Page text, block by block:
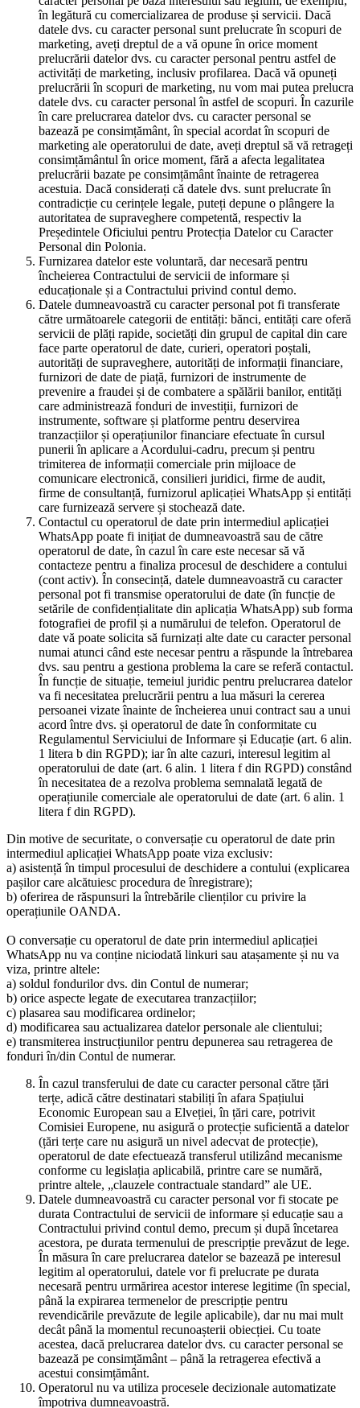
în legătură cu comercializarea de produse și servicii. Dacă
datele dvs. cu caracter personal sunt prelucrate în scopuri de
marketing, aveți dreptul de a vă opune în orice moment
prelucrării datelor dvs. cu caracter personal pentru astfel de
activități de marketing, inclusiv profilarea. Dacă vă opuneți
prelucrării în scopuri de marketing, nu vom mai putea prelucra
datele dvs. cu caracter personal în astfel de scopuri. În cazurile
în care prelucrarea datelor dvs. cu caracter personal se
bazează pe consimțământ, în special acordat în scopuri de
marketing ale operatorului de date, aveți dreptul să vă retrageți
consimțământul în orice moment, fără a afecta legalitatea
prelucrării bazate pe consimțământ înainte de retragerea
acestuia. Dacă considerați că datele dvs. sunt prelucrate în
contradicție cu cerințele legale, puteți depune o plângere la
autoritatea de supraveghere competentă, respectiv la
Președintele Oficiului pentru Protecția Datelor cu Caracter
Personal din Polonia.
Furnizarea datelor este voluntară, dar necesară pentru
încheierea Contractului de servicii de informare și
educaționale și a Contractului privind contul demo.
Datele dumneavoastră cu caracter personal pot fi transferate
către următoarele categorii de entități: bănci, entități care oferă
servicii de plăți rapide, societăți din grupul de capital din care
face parte operatorul de date, curieri, operatori poștali,
autorități de supraveghere, autorități de informații financiare,
furnizori de date de piață, furnizori de instrumente de
prevenire a fraudei și de combatere a spălării banilor, entități
care administrează fonduri de investiții, furnizori de
instrumente, software și platforme pentru deservirea
tranzacțiilor și operațiunilor financiare efectuate în cursul
punerii în aplicare a Acordului-cadru, precum și pentru
trimiterea de informații comerciale prin mijloace de
comunicare electronică, consilieri juridici, firme de audit,
firme de consultanță, furnizorul aplicației WhatsApp și entități
care furnizează servere și stochează date.
Contactul cu operatorul de date prin intermediul aplicației
WhatsApp poate fi inițiat de dumneavoastră sau de către
operatorul de date, în cazul în care este necesar să vă
contacteze pentru a finaliza procesul de deschidere a contului
(cont activ). În consecință, datele dumneavoastră cu caracter
personal pot fi transmise operatorului de date (în funcție de
setările de confidențialitate din aplicația WhatsApp) sub forma
fotografiei de profil și a numărului de telefon. Operatorul de
date vă poate solicita să furnizați alte date cu caracter personal
numai atunci când este necesar pentru a răspunde la întrebarea
dvs. sau pentru a gestiona problema la care se referă contactul.
În funcție de situație, temeiul juridic pentru prelucrarea datelor
va fi necesitatea prelucrării pentru a lua măsuri la cererea
persoanei vizate înainte de încheierea unui contract sau a unui
acord între dvs. și operatorul de date în conformitate cu
Regulamentul Serviciului de Informare și Educație (art. 6 alin.
1 litera b din RGPD); iar în alte cazuri, interesul legitim al
operatorului de date (art. 6 alin. 1 litera f din RGPD) constând
în necesitatea de a rezolva problema semnalată legată de
operațiunile comerciale ale operatorului de date (art. 6 alin. 1
litera f din RGPD).
Din motive de securitate, o conversație cu operatorul de date prin
intermediul aplicației WhatsApp poate viza exclusiv:
a) asistență în timpul procesului de deschidere a contului (explicarea
pașilor care alcătuiesc procedura de înregistrare);
b) oferirea de răspunsuri la întrebările clienților cu privire la
operațiunile OANDA.
O conversație cu operatorul de date prin intermediul aplicației
WhatsApp nu va conține niciodată linkuri sau atașamente și nu va
viza, printre altele:
a) soldul fondurilor dvs. din Contul de numerar;
b) orice aspecte legate de executarea tranzacțiilor;
c) plasarea sau modificarea ordinelor;
d) modificarea sau actualizarea datelor personale ale clientului;
e) transmiterea instrucțiunilor pentru depunerea sau retragerea de
fonduri în/din Contul de numerar.
În cazul transferului de date cu caracter personal către țări
terțe, adică către destinatari stabiliți în afara Spațiului
Economic European sau a Elveției, în țări care, potrivit
Comisiei Europene, nu asigură o protecție suficientă a datelor
(țări terțe care nu asigură un nivel adecvat de protecție),
operatorul de date efectuează transferul utilizând mecanisme
conforme cu legislația aplicabilă, printre care se numără,
printre altele, „clauzele contractuale standard” ale UE.
Datele dumneavoastră cu caracter personal vor fi stocate pe
durata Contractului de servicii de informare și educație sau a
Contractului privind contul demo, precum și după încetarea
acestora, pe durata termenului de prescripție prevăzut de lege.
În măsura în care prelucrarea datelor se bazează pe interesul
legitim al operatorului, datele vor fi prelucrate pe durata
necesară pentru urmărirea acestor interese legitime (în special,
până la expirarea termenelor de prescripție pentru
revendicările prevăzute de legile aplicabile), dar nu mai mult
decât până la momentul recunoașterii obiecției. Cu toate
acestea, dacă prelucrarea datelor dvs. cu caracter personal se
bazează pe consimțământ – până la retragerea efectivă a
acestui consimțământ.
Operatorul nu va utiliza procesele decizionale automatizate
împotriva dumneavoastră.